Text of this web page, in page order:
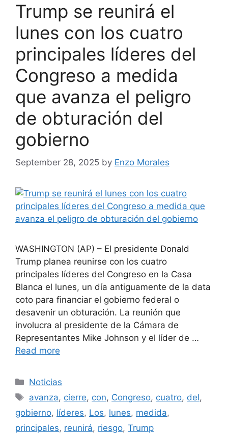
Trump se reunirá el
lunes con los cuatro
principales líderes del
Congreso a medida
que avanza el peligro
de obturación del
gobierno
September 28, 2025 by Enzo Morales
WASHINGTON (AP) – El presidente Donald
Trump planea reunirse con los cuatro
principales líderes del Congreso en la Casa
Blanca el lunes, un día antiguamente de la data
coto para financiar el gobierno federal o
desavenir un obturación. La reunión que
involucra al presidente de la Cámara de
Representantes Mike Johnson y el líder de …
Read more
Categories
Noticias
Tags
avanza, cierre, con, Congreso, cuatro, del,
gobierno, líderes, Los, lunes, medida,
principales, reunirá, riesgo, Trump